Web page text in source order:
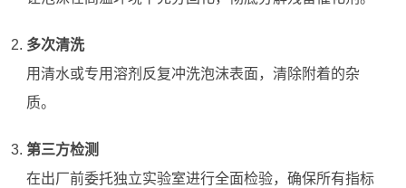
多次清洗
用清水或专用溶剂反复冲洗泡沫表面，清除附着的杂
质。
第三方检测
在出厂前委托独立实验室进行全面检验，确保所有指标